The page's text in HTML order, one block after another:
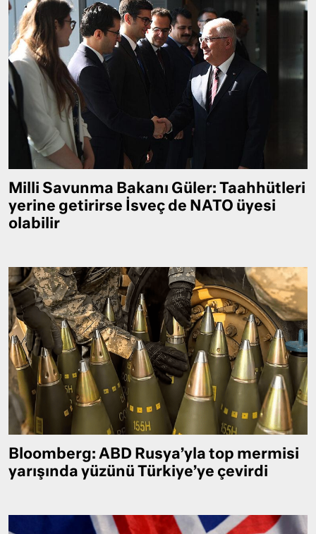
Milli Savunma Bakanı Güler: Taahhütleri
yerine getirirse İsveç de NATO üyesi
olabilir
Bloomberg: ABD Rusya’yla top mermisi
yarışında yüzünü Türkiye’ye çevirdi